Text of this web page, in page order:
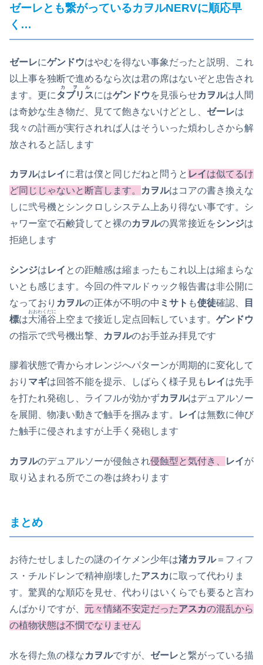
ゼーレとも繋がっているカヲルNERVに順応早
く…
ゼーレにゲンドウはやむを得ない事象だったと説明、これ
以上事を独断で進めるなら次は君の席はないぞと忠告され
ます。更にタブリス
カヲル
にはゲンドウを見張らせカヲルは人間
は奇妙な生き物だ、見てて飽きないけどとし、 ゼーレは
我々の計画が実行されれば人はそういった煩わしさから解
放されると話します
カヲルはレイに君は僕と同じだねと問うと レイは似てるけ
ど同じじゃないと断言します。 カヲルはコアの書き換えな
しに弐号機とシンクロしシステム上あり得ない事です。シ
ャワー室で石鹸貸してと裸のカヲルの異常接近をシンジは
拒絶します
シンジはレイ との距離感は縮まったもこれ以上は縮まらな
いとも感じます。今回の件マルドゥック報告書は非公開に
なっており カヲルの正体が不明の中 ミサト も使徒確認、
目
標は大涌谷
おおわくだに
上空まで接近し定点回転しています。 ゲンドウ
の指示で弐号機出撃、
カヲルのお手並み拝見です
膠着状態で青からオレンジへパターンが周期的に変化して
おり マギは回答不能を提示、しばらく様子見も レイは先手
を打たれ発砲し、ライフルが効かずカヲルはデュアルソー
を展開、物凄い動きで触手を掴みます。
レイは無数に伸び
た触手に侵されますが上手く発砲します
カヲルのデュアルソーが侵蝕され侵蝕型と気付き、 レイが
取り込まれる所でこの巻は終わります
まとめ
お待たせしましたの謎のイケメン少年は渚カヲル＝フィフ
ス・チルドレンで精神崩壊したアスカに取って代わりま
す。驚異的な順応を見せ、代わりはいくらでも要ると言わ
んばかりですが、 元々情緒不安定だったアスカの混乱から
の植物状態は不憫でなりません
水を得た魚の様なカヲルですが、 ゼーレと繋がっている描